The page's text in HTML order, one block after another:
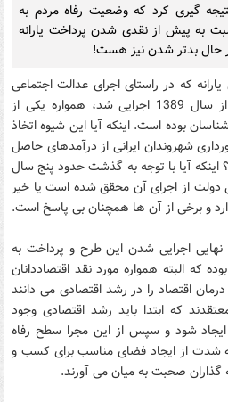
گیری کرد که وضعیت رفاه مردم به
پیش از نقدی شدن پرداخت یارانه
حال بدتر شدن نیز هست!
که در راستای اجرای عدالت اجتماعی
در دولت نهم و دهم مطرح و از سال 1389 اجرایی شد، همواره یکی از
بوده است. اینکه آیا این شیوه اتخاذ
شهروندان ایرانی از درآمدهای حاصل
اینکه آیا با توجه به گذشت حدود پنج سال
دولت از اجرای آن محقق شده است یا خیر
و برخی از آن ها همچنان بی پاسخ است.
نهایی اجرایی شدن این طرح و پرداخت به
که البته همواره مورد نقد اقتصاددانان
اقتصاد را در رشد اقتصادی می دانند
که ابتدا باید رشد اقتصادی وجود
شود و سپس از این مجرا سطح رفاه
به شدت از ایجاد فضای مناسب برای کسب و
صحبت به میان می آورند.